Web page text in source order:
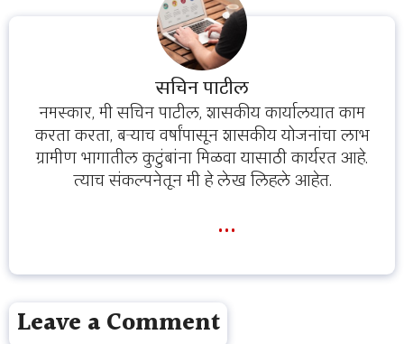
सचिन पाटील
नमस्कार, मी सचिन पाटील, शासकीय कार्यालयात काम
करता करता, बऱ्याच वर्षांपासून शासकीय योजनांचा लाभ
ग्रामीण भागातील कुटुंबांना मिळवा यासाठी कार्यरत आहे.
त्याच संकल्पनेतून मी हे लेख लिहले आहेत.
...
Leave a Comment